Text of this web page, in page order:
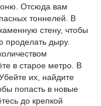
Отсюда вам
тоннелей. В
стену, чтобы
проделать дыру.
в старое метро. В
их, найдите
попасть в новые
до крепкой